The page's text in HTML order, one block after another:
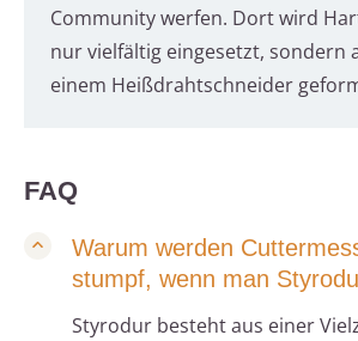
Community werfen. Dort wird
nur vielfältig eingesetzt, sondern
einem Heißdrahtschneider
FAQ
Warum werden
stumpf, wenn man
Styrodur besteht aus einer